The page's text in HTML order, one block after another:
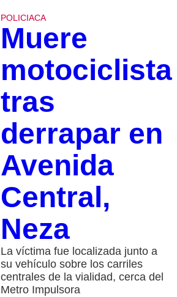
POLICIACA
Muere
motociclista
tras
derrapar en
Avenida
Central,
Neza
La víctima fue localizada junto a
su vehículo sobre los carriles
centrales de la vialidad, cerca del
Metro Impulsora